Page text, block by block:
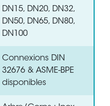
DN15, DN20, DN32,
DN50, DN65, DN80,
DN100
Connexions DIN
32676 & ASME-BPE
disponibles